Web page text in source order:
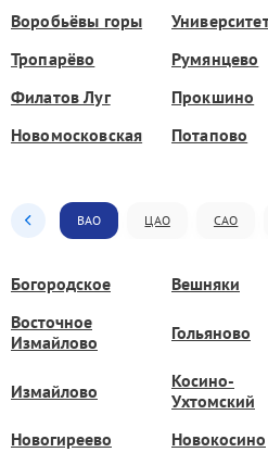
Воробьёвы горы
Тропарёво
Румянцево
Филатов Луг
Прокшино
Новомосковская
Потапово
ВАО ЦАО САО
Богородское Вешняки
Восточное
Измайлово
Гольяново
Измайлово
Косино-
Ухтомский
Новогиреево Новокосино